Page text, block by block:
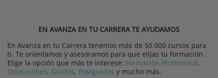
EN AVANZA EN TU CARRERA TE AYUDAMOS
En Avanza en tu Carrera tenemos más de 50.000 cursos para
ti. Te orientamos y asesoramos para que elijas tu formación.
Elige la opción que más te interese: Formación Profesional,
Oposiciones, Grados, Postgrados y mucho más.